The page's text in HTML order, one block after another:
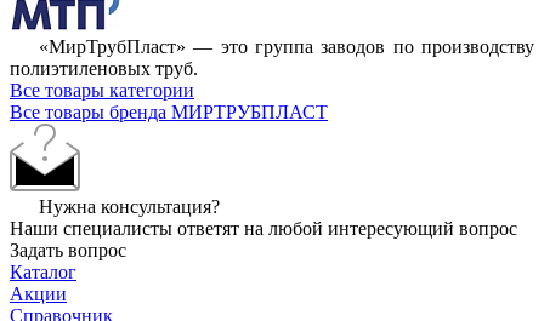
«МирТрубПласт» — это группа заводов по производству
полиэтиленовых труб.
Все товары категории
Все товары бренда МИРТРУБПЛАСТ
Нужна консультация?
Наши специалисты ответят на любой интересующий вопрос
Задать вопрос
Каталог
Акции
Справочник